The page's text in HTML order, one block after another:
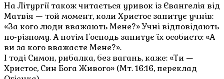
На Літургії також читається уривок із Євангелія від
Матвія — той момент, коли Христос запитує учнів:
«За кого люди вважають Мене?» Учні відповідають
по-різному. А потім Господь запитує їх особисто: «А
ви за кого вважаєте Мене?».
І тоді Симон, рибалка, без вагань, каже: «Ти —
Христос, Син Бога Живого» (Мт. 16:16, переклад